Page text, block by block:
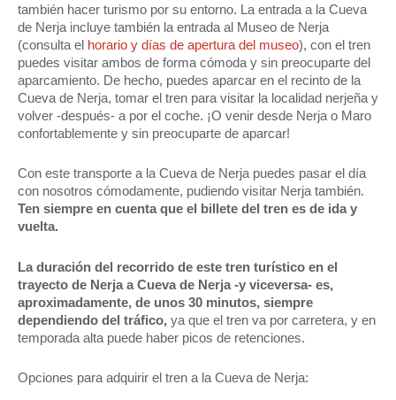
también hacer turismo por su entorno. La entrada a la Cueva
de Nerja incluye también la entrada al Museo de Nerja
(consulta el horario y días de apertura del museo), con el tren
puedes visitar ambos de forma cómoda y sin preocuparte del
aparcamiento. De hecho, puedes aparcar en el recinto de la
Cueva de Nerja, tomar el tren para visitar la localidad nerjeña y
volver -después- a por el coche. ¡O venir desde Nerja o Maro
confortablemente y sin preocuparte de aparcar!
Con este transporte a la Cueva de Nerja puedes pasar el día
con nosotros cómodamente, pudiendo visitar Nerja también.
Ten siempre en cuenta que el billete del tren es de ida y
vuelta.
La duración del recorrido de este tren turístico en el
trayecto de Nerja a Cueva de Nerja -y viceversa- es,
aproximadamente, de unos 30 minutos, siempre
dependiendo del tráfico, ya que el tren va por carretera, y en
temporada alta puede haber picos de retenciones.
Opciones para adquirir el tren a la Cueva de Nerja: